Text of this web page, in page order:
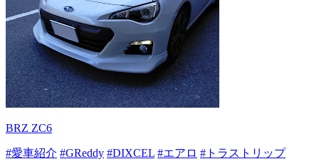
BRZ ZC6
#愛車紹介 #GReddy #DIXCEL #エアロ #トラストリップ